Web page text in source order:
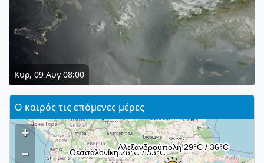
Κυρ, 09 Αυγ 08:00
Ο καιρός τις επόμενες μέρες
+
–